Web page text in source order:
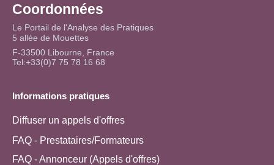
Coordonnées
Le Portail de l'Analyse des Pratiques
5 allée de Mouettes
F-33500 Libourne, France
Tel:+33(0)7 75 78 16 68
Informations pratiques
Diffuser un appels d'offres
FAQ - Prestataires/Formateurs
FAQ - Annonceur (Appels d'offres)